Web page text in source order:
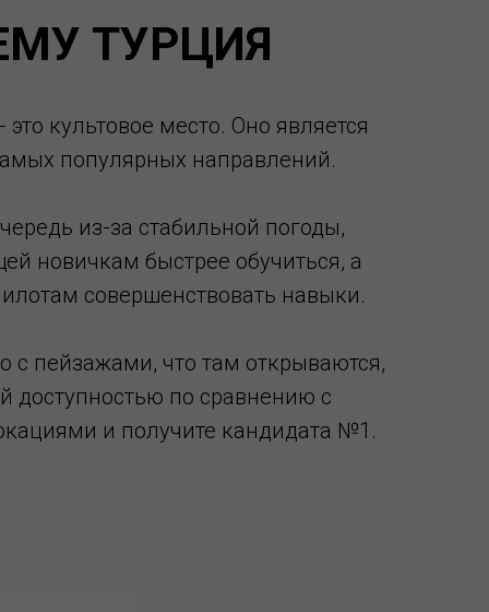
ТУРЦИЯ
культовое место. Оно является
популярных направлений.
из-за стабильной погоды,
новичкам быстрее обучиться, а
совершенствовать навыки.
с пейзажами, что там открываются,
доступностью по сравнению с
и получите кандидата №1.